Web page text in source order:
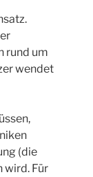
rund um
wendet
(die
wird. Für